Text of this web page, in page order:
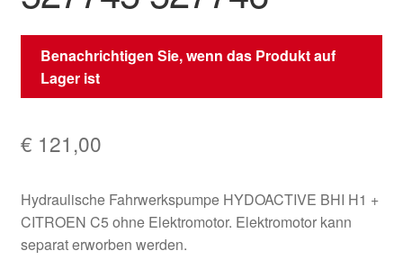
Benachrichtigen Sie, wenn das Produkt auf
Lager ist
€ 121,00
Hydraulische Fahrwerkspumpe HYDOACTIVE BHI H1 +
CITROEN C5 ohne Elektromotor. Elektromotor kann
separat erworben werden.